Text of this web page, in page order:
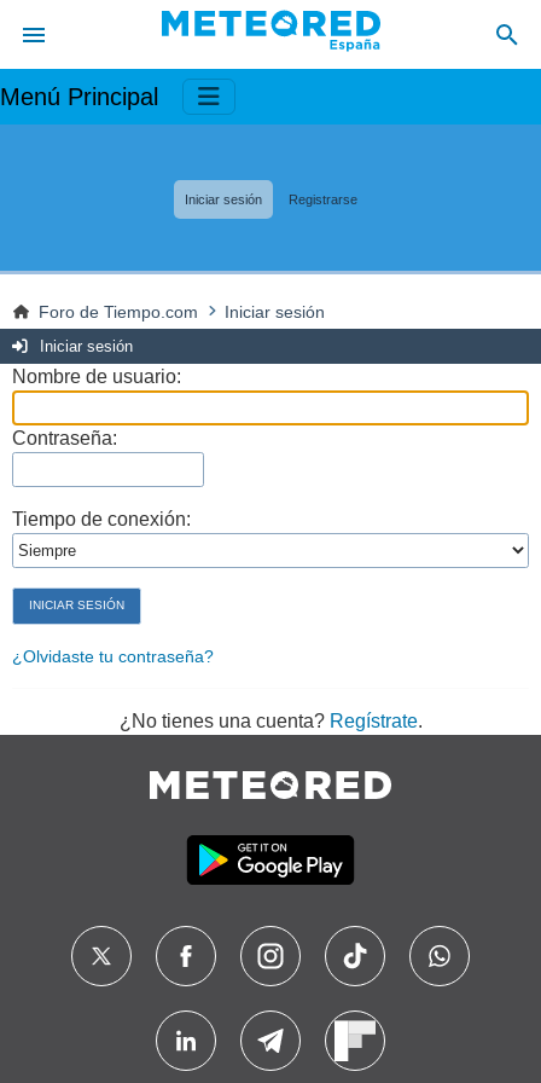
Menú Principal
Iniciar sesión Registrarse
Foro de Tiempo.com Iniciar sesión
Iniciar sesión
Nombre de usuario:
Contraseña:
Tiempo de conexión:
¿Olvidaste tu contraseña?
¿No tienes una cuenta? Regístrate.